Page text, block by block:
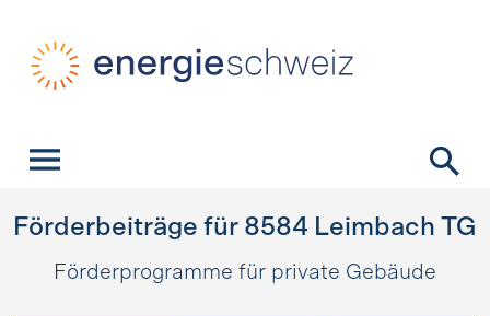
Förderbeiträge für 8584 Leimbach TG
Förderprogramme für private Gebäude